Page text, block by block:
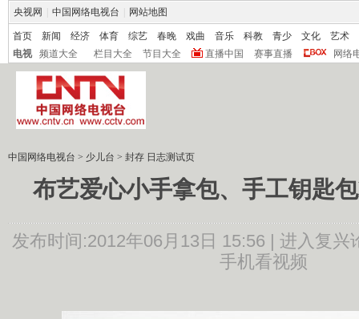
央视网 中国网络电视台 网站地图
首页 新闻 经济 体育 综艺 春晚 戏曲 音乐 科教 青少 文化
艺术
电视
频道大全 栏目大全 节目大全 直播中国 赛事直播 网络
中国网络电视台 > 少儿台 > 封存 日志测试页
布艺爱心小手拿包、手工钥匙
发布时间:2012年06月13日 15:56 | 进入复兴
手机看视频